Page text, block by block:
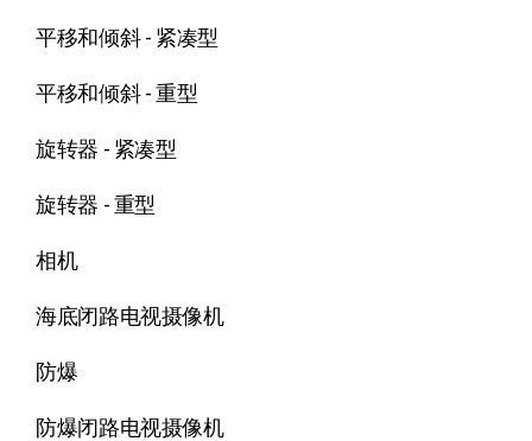
平移和倾斜 - 紧凑型
平移和倾斜 - 重型
旋转器 - 紧凑型
旋转器 - 重型
相机
海底闭路电视摄像机
防爆
防爆闭路电视摄像机